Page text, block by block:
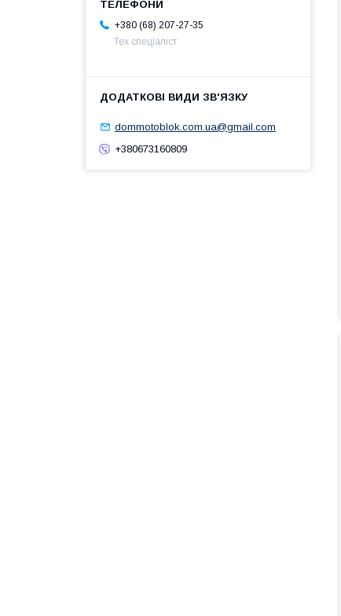
+380 (68) 207-27-35
Тех спеціаліст
dommotoblok.com.ua@gmail.com
+380673160809